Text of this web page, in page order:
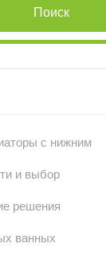
Поиск
с нижним
и выбор
решения
ванных